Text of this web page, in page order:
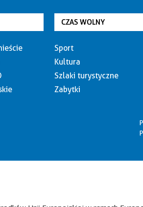
CZAS WOLNY
Sport
Kultura
Szlaki turystyczne
Zabytki